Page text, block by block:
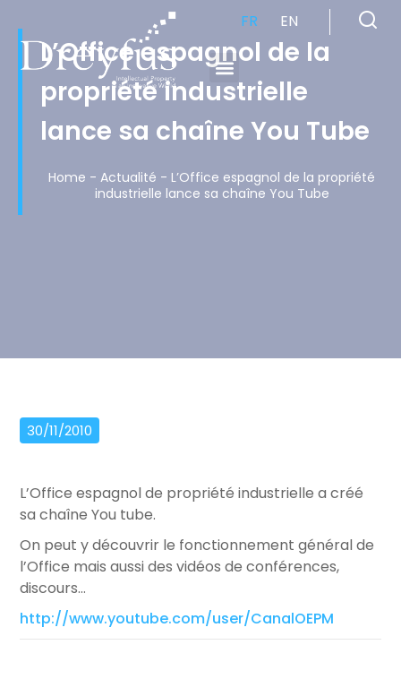
FR EN
L’Office espagnol de la
propriété industrielle
lance sa chaîne You Tube
Home - Actualité - L’Office espagnol de la propriété
industrielle lance sa chaîne You Tube
30/11/2010
L’Office espagnol de propriété industrielle a créé
sa chaîne You tube.
On peut y découvrir le fonctionnement général de
l’Office mais aussi des vidéos de conférences,
discours…
http://www.youtube.com/user/CanalOEPM